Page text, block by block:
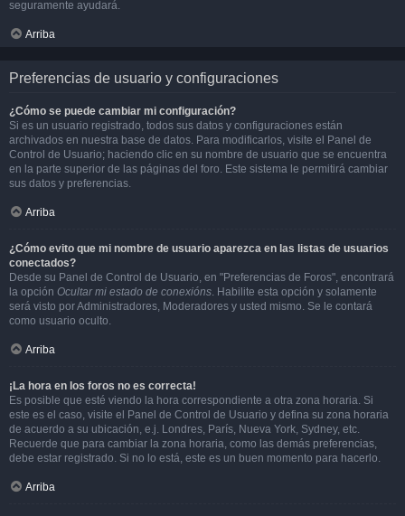
seguramente ayudará.
Arriba
Preferencias de usuario y configuraciones
¿Cómo se puede cambiar mi configuración?
Si es un usuario registrado, todos sus datos y configuraciones están
archivados en nuestra base de datos. Para modificarlos, visite el Panel de
Control de Usuario; haciendo clic en su nombre de usuario que se encuentra
en la parte superior de las páginas del foro. Este sistema le permitirá cambiar
sus datos y preferencias.
Arriba
¿Cómo evito que mi nombre de usuario aparezca en las listas de usuarios
conectados?
Desde su Panel de Control de Usuario, en "Preferencias de Foros", encontrará
la opción Ocultar mi estado de conexións. Habilite esta opción y solamente
será visto por Administradores, Moderadores y usted mismo. Se le contará
como usuario oculto.
Arriba
¡La hora en los foros no es correcta!
Es posible que esté viendo la hora correspondiente a otra zona horaria. Si
este es el caso, visite el Panel de Control de Usuario y defina su zona horaria
de acuerdo a su ubicación, e.j. Londres, París, Nueva York, Sydney, etc.
Recuerde que para cambiar la zona horaria, como las demás preferencias,
debe estar registrado. Si no lo está, este es un buen momento para hacerlo.
Arriba